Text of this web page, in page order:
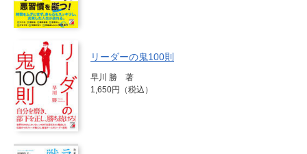
リーダーの鬼100則
早川 勝 著
1,650円（税込）